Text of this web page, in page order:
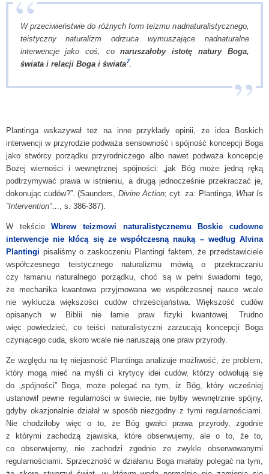
W przeciwieństwie do różnych form teizmu nadnaturalistycznego,
teistyczny naturalizm odrzuca wymuszające nadnaturalne
interwencje jako coś, conaruszałoby istotę natury Boga,
świata i relacji Boga i świata7
Plantinga wskazywał też na inne przykłady opinii, że idea Boskich
interwencji w przyrodzie podważa sensowność i spójność koncepcji Boga
jako stwórcy porządku przyrodniczego albo nawet podważa koncepcję
Bożej wierności i wewnętrznej spójności: „jak Bóg może jedną ręką
podtrzymywać prawa w istnieniu, a drugą jednocześnie przekraczać je,
dokonując cudów?”. (Saunders, Divine Action; cyt. za: Plantinga, What Is
”Intervention”…, s. 386-387).
W tekścieWbrew teizmowi naturalistycznemu Boskie cudowne
interwencje nie kłócą się ze współczesną nauką – według Alvina
Plantingi pisaliśmy o zaskoczeniu Plantingi faktem, że przedstawiciele
współczesnego teistycznego naturalizmu mówią o przekraczaniu
czy łamaniu naturalnego porządku, choć są w pełni świadomi tego,
że mechanika kwantowa przyjmowana we współczesnej nauce wcale
nie wyklucza większości cudów chrześcijaństwa. Większość cudów
opisanych w Biblii nie łamie praw fizyki kwantowej. Trudno
więc powiedzieć, co teiści naturalistyczni zarzucają koncepcji Boga
czyniącego cuda, skoro wcale nie naruszają one praw przyrody.
Ze względu na tę niejasność Plantinga analizuje możliwość, że problem,
który mogą mieć na myśli ci krytycy idei cudów, którzy odwołują się
do „spójności” Boga, może polegać na tym, iż Bóg, który wcześniej
ustanowił pewne regularności w świecie, nie byłby wewnętrznie spójny,
gdyby okazjonalnie działał w sposób niezgodny z tymi regularnościami.
Nie chodziłoby więc o to, że Bóg gwałci prawa przyrody, zgodnie
z którymi zachodzą zjawiska, które obserwujemy, ale o to, że to,
co obserwujemy, nie zachodzi zgodnie ze zwykle obserwowanymi
regularnościami. Sprzeczność w działaniu Boga miałaby polegać na tym,